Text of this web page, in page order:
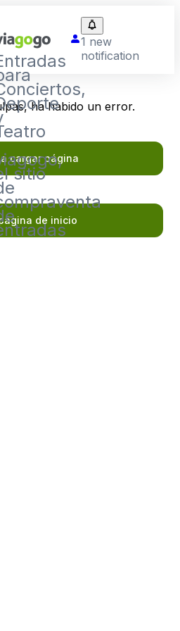
sitio
1 new
notification
ha habido un error.
cargar página
de inicio